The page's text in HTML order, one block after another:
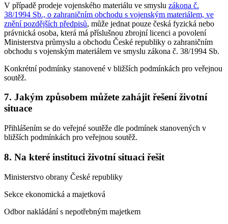
V případě prodeje vojenského materiálu ve smyslu zákona č.
38/1994 Sb., o zahraničním obchodu s vojenským materiálem, ve
znění pozdějších předpisů, může jednat pouze česká fyzická nebo
právnická osoba, která má příslušnou zbrojní licenci a povolení
Ministerstva průmyslu a obchodu České republiky o zahraničním
obchodu s vojenským materiálem ve smyslu zákona č. 38/1994 Sb.
Konkrétní podmínky stanovené v bližších podmínkách pro veřejnou
soutěž.
7. Jakým způsobem můžete zahájit řešení životní
situace
Přihlášením se do veřejné soutěže dle podmínek stanovených v
bližších podmínkách pro veřejnou soutěž.
8. Na které instituci životní situaci řešit
Ministerstvo obrany České republiky
Sekce ekonomická a majetková
Odbor nakládání s nepotřebným majetkem